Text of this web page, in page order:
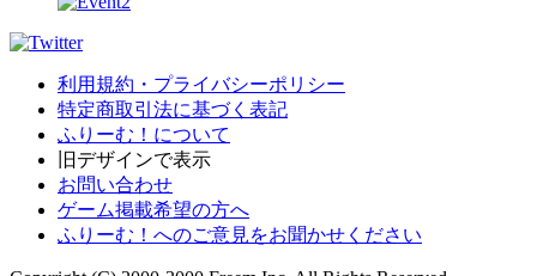
利用規約・プライバシーポリシー
特定商取引法に基づく表記
ふりーむ！について
旧デザインで表示
お問い合わせ
ゲーム掲載希望の方へ
ふりーむ！へのご意見をお聞かせください